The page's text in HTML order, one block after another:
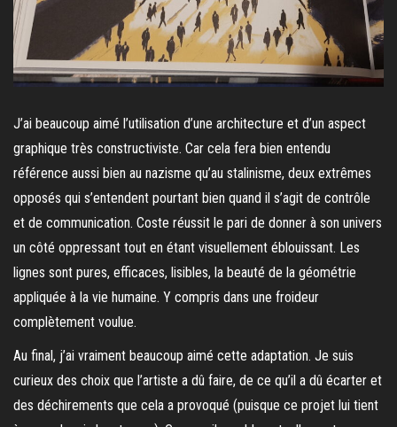
J’ai beaucoup aimé l’utilisation d’une architecture et d’un aspect
graphique très constructiviste. Car cela fera bien entendu
référence aussi bien au nazisme qu’au stalinisme, deux extrêmes
opposés qui s’entendent pourtant bien quand il s’agit de contrôle
et de communication. Coste réussit le pari de donner à son univers
un côté oppressant tout en étant visuellement éblouissant. Les
lignes sont pures, efficaces, lisibles, la beauté de la géométrie
appliquée à la vie humaine. Y compris dans une froideur
complètement voulue.
Au final, j’ai vraiment beaucoup aimé cette adaptation. Je suis
curieux des choix que l’artiste a dû faire, de ce qu’il a dû écarter et
des déchirements que cela a provoqué (puisque ce projet lui tient